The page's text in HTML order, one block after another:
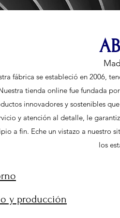
fábrica se estableció en 2006,
tienda online fue fundada
innovadores y sostenibles
y atención al detalle, le
a fin. Eche un vistazo a nuestro
los
y producción